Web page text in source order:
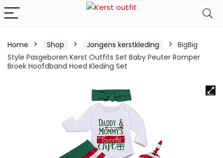
Home Shop Jongens kerstkleding
BigBig
Style Pasgeboren Kerst Outfits Set Baby Peuter Romper
Broek Hoofdband Hoed Kleding Set